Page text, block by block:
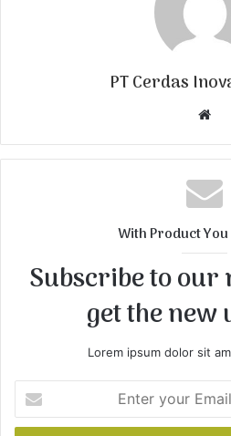
PT Cerdas
b
s
i
With Product
Subscribe to
get the new
Lorem ipsum dolor sit
t